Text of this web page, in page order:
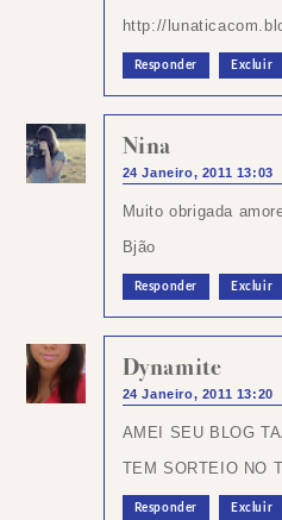
http://
Responder Excluir
Nina
24 Janeiro, 2011 13:03
Muito obrigada
Bjão
Responder Excluir
Dynamite
24 Janeiro, 2011 13:20
AMEI SEU BLOG
TEM SORTEIO NO
Responder Excluir